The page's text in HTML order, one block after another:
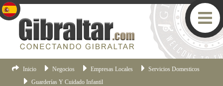
Inicio Negocios Empresas Locales
Servicios Domesticos
Guarderías Y Cuidado Infantil